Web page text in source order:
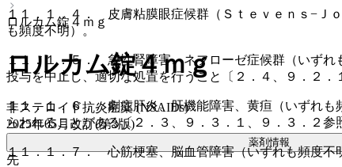
１１．１．４． 皮膚粘膜眼症候群（Ｓｔｅｖｅｎｓ−Ｊ
も頻度不明）。
１１．１．５． 急性腎障害、ネフローゼ症候群（いずれ
投与を中止し、適切な処置を行うこと〔２．４、９．２．
１１．１．６． 劇症肝炎、肝機能障害、黄疸（いずれも
らわれることがある〔２．３、９．３．１、９．３．２参
１１．１．７． 心筋梗塞、脳血管障害（いずれも頻度不
ロルカム錠４ｍｇ
ロルカム錠４ｍｇ
非ステロイド抗炎症薬 (NSAIDs)
2025年05月改訂(第3版)
薬剤情報
先